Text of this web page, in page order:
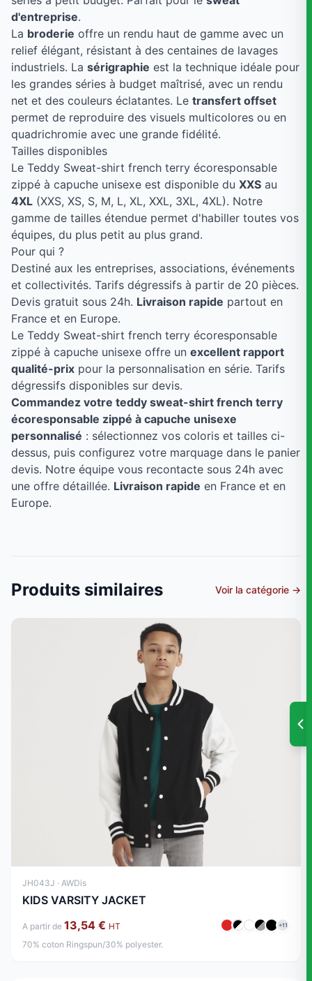
d'entreprise.
La broderie offre un rendu haut de gamme avec un
relief élégant, résistant à des centaines de lavages
industriels. La sérigraphie est la technique idéale pour
les grandes séries à budget maîtrisé, avec un rendu
net et des couleurs éclatantes. Le transfert offset
permet de reproduire des visuels multicolores ou en
quadrichromie avec une grande fidélité.
Tailles disponibles
Le Teddy Sweat-shirt french terry écoresponsable
zippé à capuche unisexe est disponible du XXS au
4XL (XXS, XS, S, M, L, XL, XXL, 3XL, 4XL). Notre
gamme de tailles étendue permet d'habiller toutes vos
équipes, du plus petit au plus grand.
Pour qui ?
Destiné aux les entreprises, associations, événements
et collectivités. Tarifs dégressifs à partir de 20 pièces.
Devis gratuit sous 24h. Livraison rapide partout en
France et en Europe.
Le Teddy Sweat-shirt french terry écoresponsable
zippé à capuche unisexe offre un excellent rapport
qualité-prix pour la personnalisation en série. Tarifs
dégressifs disponibles sur devis.
Commandez votre teddy sweat-shirt french terry
écoresponsable zippé à capuche unisexe
personnalisé : sélectionnez vos coloris et tailles ci-
dessus, puis configurez votre marquage dans le panier
devis. Notre équipe vous recontacte sous 24h avec
une offre détaillée. Livraison rapide en France et en
Europe.
Produits similaires Voir la catégorie →
JH043J · AWDis
KIDS VARSITY JACKET
A partir de 13,54 € HT +11
70% coton Ringspun/30% polyester.